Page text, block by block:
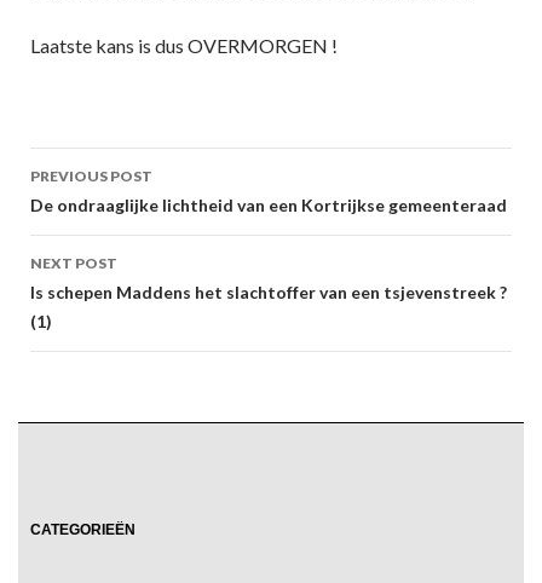
Laatste kans is dus OVERMORGEN !
Post
navigation
PREVIOUS POST
De ondraaglijke lichtheid van een Kortrijkse gemeenteraad
NEXT POST
Is schepen Maddens het slachtoffer van een tsjevenstreek ?
(1)
CATEGORIEËN